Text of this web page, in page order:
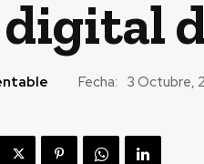
Fecha: 3 Octubre,